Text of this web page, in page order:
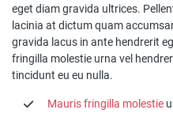
eget diam gravida ultrices.
lacinia at dictum quam
gravida lacus in ante hendrerit
fringilla molestie urna vel
tincidunt eu eu nulla.
Mauris fringilla molestie